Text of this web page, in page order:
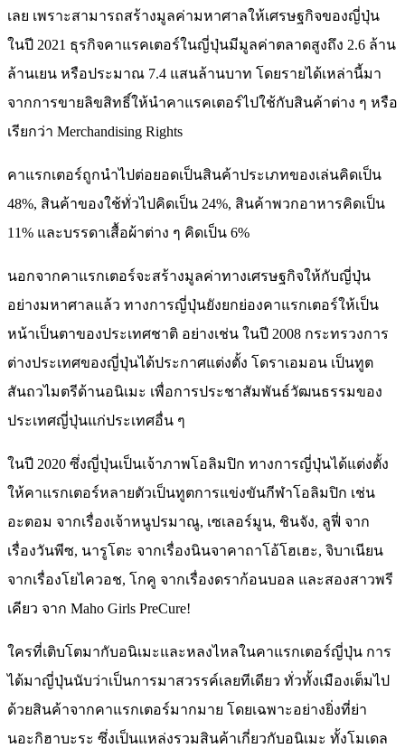
เลย เพราะสามารถสร้างมูลค่ามหาศาลให้เศรษฐกิจของญี่ปุ่น
ในปี 2021 ธุรกิจคาแรคเตอร์ในญี่ปุ่นมีมูลค่าตลาดสูงถึง 2.6 ล้าน
ล้านเยน หรือประมาณ 7.4 แสนล้านบาท โดยรายได้เหล่านี้มา
จากการขายลิขสิทธิ์ให้นำคาแรคเตอร์ไปใช้กับสินค้าต่าง ๆ หรือ
เรียกว่า Merchandising Rights
คาแรกเตอร์ถูกนำไปต่อยอดเป็นสินค้าประเภทของเล่นคิดเป็น
48%, สินค้าของใช้ทั่วไปคิดเป็น 24%, สินค้าพวกอาหารคิดเป็น
11% และบรรดาเสื้อผ้าต่าง ๆ คิดเป็น 6%
นอกจากคาแรกเตอร์จะสร้างมูลค่าทางเศรษฐกิจให้กับญี่ปุ่น
อย่างมหาศาลแล้ว ทางการญี่ปุ่นยังยกย่องคาแรกเตอร์ให้เป็น
หน้าเป็นตาของประเทศชาติ อย่างเช่น ในปี 2008 กระทรวงการ
ต่างประเทศของญี่ปุ่นได้ประกาศแต่งตั้ง โดราเอมอน เป็นทูต
สันถวไมตรีด้านอนิเมะ เพื่อการประชาสัมพันธ์วัฒนธรรมของ
ประเทศญี่ปุ่นแก่ประเทศอื่น ๆ
ในปี 2020 ซึ่งญี่ปุ่นเป็นเจ้าภาพโอลิมปิก ทางการญี่ปุ่นได้แต่งตั้ง
ให้คาแรกเตอร์หลายตัวเป็นทูตการแข่งขันกีฬาโอลิมปิก เช่น
อะตอม จากเรื่องเจ้าหนูปรมาณู, เซเลอร์มูน, ชินจัง, ลูฟี่ จาก
เรื่องวันพีซ, นารูโตะ จากเรื่องนินจาคาถาโอ้โฮเฮะ, จิบาเนียน
จากเรื่องโยไควอช, โกคู จากเรื่องดราก้อนบอล และสองสาวพรี
เคียว จาก Maho Girls PreCure!
ใครที่เติบโตมากับอนิเมะและหลงไหลในคาแรกเตอร์ญี่ปุ่น การ
ได้มาญี่ปุ่นนับว่าเป็นการมาสวรรค์เลยทีเดียว ทั่วทั้งเมืองเต็มไป
ด้วยสินค้าจากคาแรกเตอร์มากมาย โดยเฉพาะอย่างยิ่งที่ย่า
นอะกิฮาบะระ ซึ่งเป็นแหล่งรวมสินค้าเกี่ยวกับอนิเมะ ทั้งโมเดล